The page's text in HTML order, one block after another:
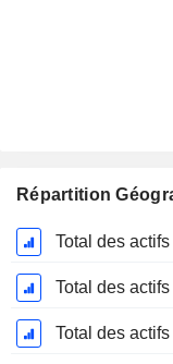
Répartition
Période
Fiscale:
Décembre
Total des actifs
Total des actifs
Total des actifs